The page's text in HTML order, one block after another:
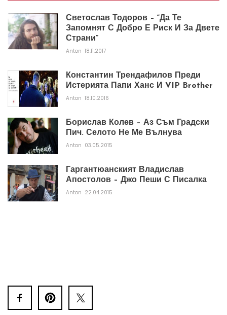
Светослав Тодоров – “Да Те
Запомнят С Добро Е Риск И За Двете
Страни”
Anton 18.11.2017
Константин Трендафилов Преди
Истерията Папи Ханс И VIP Brother
Anton 18.10.2016
Борислав Колев – Аз Съм Градски
Пич. Селото Не Ме Вълнува
Anton 03.05.2015
Гаргантюанският Владислав
Апостолов – Джо Пеши С Писалка
Anton 22.04.2015